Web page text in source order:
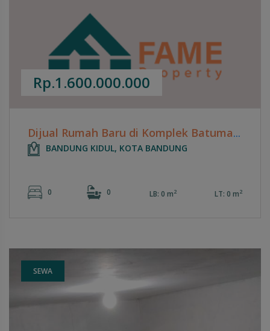
Rp.1.600.000.000
Dijual Rumah Baru di Komplek Batumas Soekarno Hatta
BANDUNG KIDUL, KOTA BANDUNG
0 0 LB: 0 m2 LT: 0 m2
SEWA